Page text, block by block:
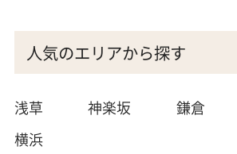
人気のエリアから探す
浅草 神楽坂 鎌倉
横浜